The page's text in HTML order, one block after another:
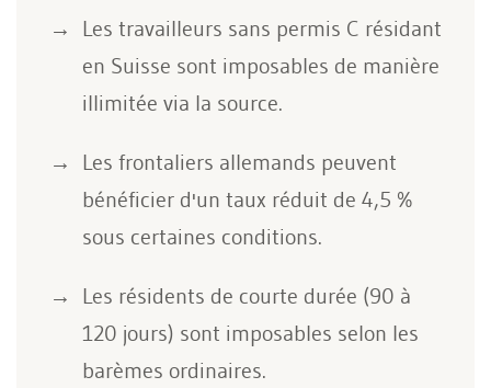
Les travailleurs sans permis C résidant
en Suisse sont imposables de manière
illimitée via la source.
Les frontaliers allemands peuvent
bénéficier d'un taux réduit de 4,5 %
sous certaines conditions.
Les résidents de courte durée (90 à
120 jours) sont imposables selon les
barèmes ordinaires.